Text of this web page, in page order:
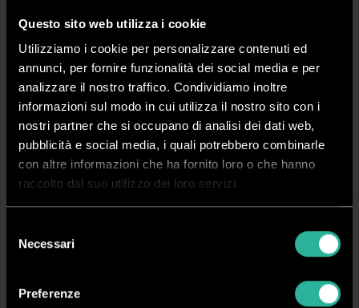
Questo sito web utilizza i cookie
Utilizziamo i cookie per personalizzare contenuti ed
annunci, per fornire funzionalità dei social media e per
analizzare il nostro traffico. Condividiamo inoltre
informazioni sul modo in cui utilizza il nostro sito con i
nostri partner che si occupano di analisi dei dati web,
pubblicità e social media, i quali potrebbero combinarle
con altre informazioni che ha fornito loro o che hanno
raccolto dal suo utilizzo dei loro servizi.
delNecessari
Preferenze
TermoLux - fronte lucido I Conf. 50 PZ
Dorso (mm): 22 mm
Fogli rilegabili (70 g/m²): 255
Nero
TermoLux - fronte lucido I Conf. 50 PZ
Dorso (mm): 30 mm
Fogli rilegabili (70 g/m²): 350
Nero